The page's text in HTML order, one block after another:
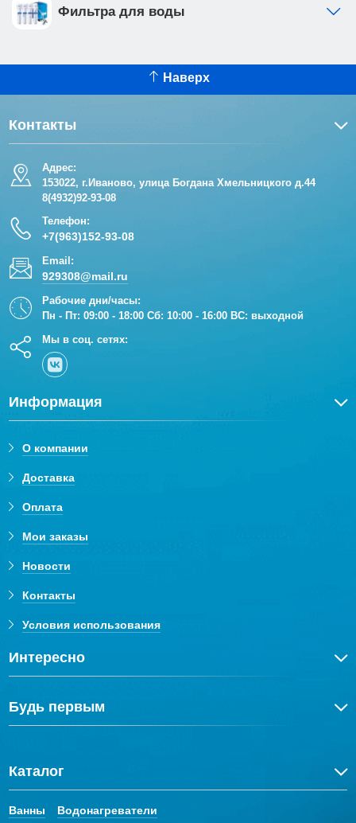
Фильтра для воды
Наверх
Контакты
Адрес:
153022, г.Иваново, улица Богдана Хмельницкого д.44
8(4932)92-93-08
Телефон:
+7(963)152-93-08
Email:
929308@mail.ru
Рабочие дни/часы:
Пн - Пт: 09:00 - 18:00 Сб: 10:00 - 16:00 ВС: выходной
Мы в соц. сетях:
Информация
О компании
Доставка
Оплата
Мои заказы
Новости
Контакты
Условия использования
Интересно
Будь первым
Каталог
Ванны
Водонагреватели